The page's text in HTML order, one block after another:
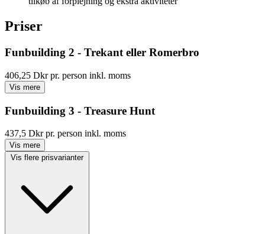
samarbejdsaktiviteter i naturen med fokus på kommunikation,
Aktiviteter kunne være zip-safari m. svævebaner, klatring,
discgolf og Treasure Hunt
Forløbet starter med introduktion og holdinddeling hvorefter
deltagerne arbejder sig gennem forskellige opgaver og
udfordringer i mindre teams
Afsluttes med fælles opsamling eller finale hvor dagens
Tema: samarbejde, kommunikation, tillid og fælles oplevelse
Slot i Nordsjælland
Varighed fra 1 til 4 timer afhængigt af valgt pakke og
deltagerantal
Priser